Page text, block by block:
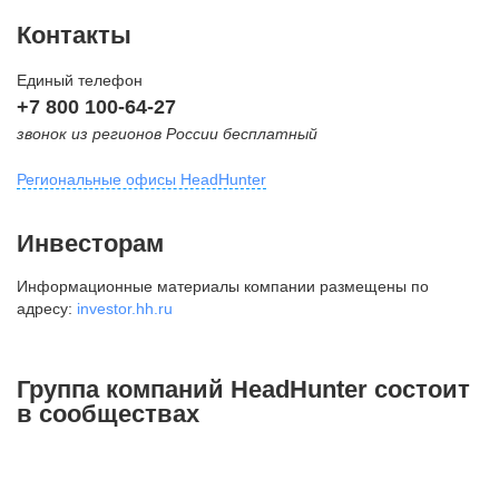
Контакты
Единый телефон
+7 800 100-64-27
звонок из регионов России бесплатный
Региональные офисы HeadHunter
внутригородская территория
Муниципальный округ Тверской,
2-я Брестская ул., д. 48,
+7 495 980-64-27
Инвесторам
Информационные материалы компании размещены по
адресу: investor.hh.ru
Группа компаний HeadHunter состоит
в сообществах